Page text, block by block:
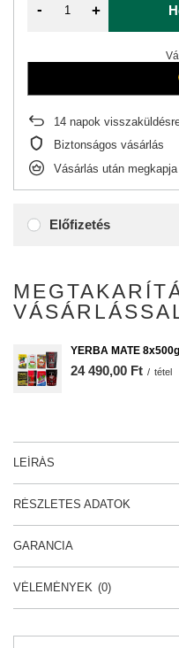
Előfizetés
- +
14 napok
Biztonságos vásárlás
Vásárlás után
YERBA MATE
24 490,00 Ft / tétel
LEÍRÁS
RÉSZLETES ADATOK
GARANCIA
VÉLEMÉNYEK (0)